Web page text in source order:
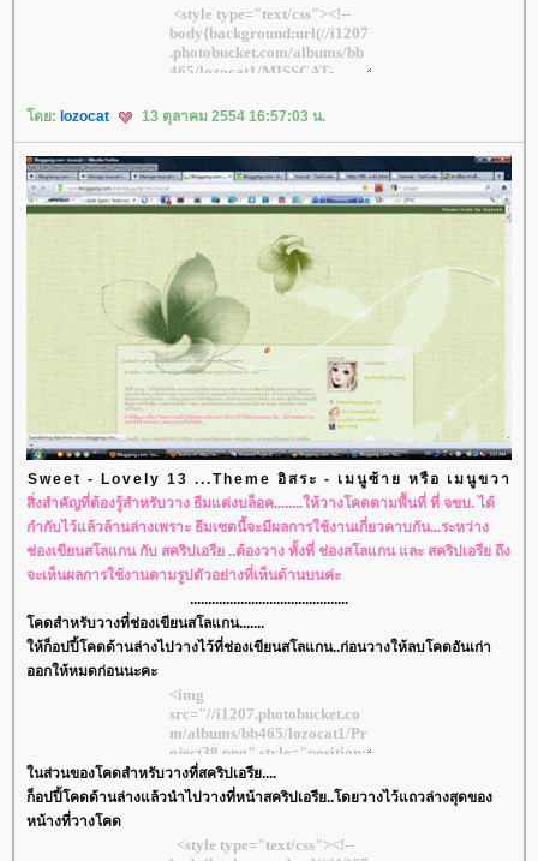
ดย: lozocat 13 ตุลาคม 2554 16:57:03 น.
Sweet - Lovely 13 ...Theme อิสระ - เมนูซ้าย หรือ เมนูขวา
สิ่งสำคัญที่ต้องรู้สำหรับวาง ธีมแต่งบล็อค........ให้วางโคดตามพื้นที่ ที่ จขบ. ได้
กำกับไว้แล้วล้านล่างเพราะ ธีมเซตนี้จะมีผลการใช้งานเกี่ยวคาบกัน...ระหว่าง
ช่องเขียนสโลแกน กับ สคริปเอรีย ..ต้องวาง ทั้งที่ ช่องสโลแกน และ สคริปเอรีย ถึง
จะเห็นผลการใช้งานตามรูปตัวอย่างที่เห็นด้านบนค่ะ
............................................
คดสำหรับวางที่ช่องเขียนสโลแกน.......
ห้ก็อปปี้โคดด้านล่างไปวางไว้ที่ช่องเขียนสโลแกน..ก่อนวางให้ลบโคดอันเก่า
ออกให้หมดก่อนนะคะ
นส่วนของโคดสำหรับวางที่สคริปเอรีย....
ก็อปปี้โคดด้านล่างแล้วนำไปวางที่หน้าสคริปเอรีย..โดยวางไว้แถวล่างสุดของ
หน้างที่วางโคด